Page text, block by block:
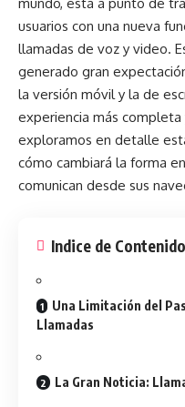
usuarios con una nueva
llamadas de voz y video.
generado gran
la versión móvil y la de
experiencia más
exploramos en detalle
cómo cambiará la forma
comunican desde sus
Indice de Contenido
Una Limitación del
Llamadas
La Gran Noticia: